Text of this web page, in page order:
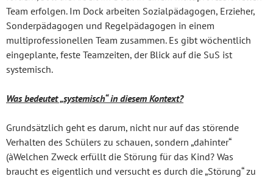
Team erfolgen. Im Dock arbeiten Sozialpädagogen, Erzieher,
Sonderpädagogen und Regelpädagogen in einem
multiprofessionellen Team zusammen. Es gibt wöchentlich
eingeplante, feste Teamzeiten, der Blick auf die SuS ist
systemisch.
Was bedeutet „systemisch“ in diesem Kontext?
Grundsätzlich geht es darum, nicht nur auf das störende
Verhalten des Schülers zu schauen, sondern „dahinter“
(àWelchen Zweck erfüllt die Störung für das Kind? Was
braucht es eigentlich und versucht es durch die „Störung“ zu